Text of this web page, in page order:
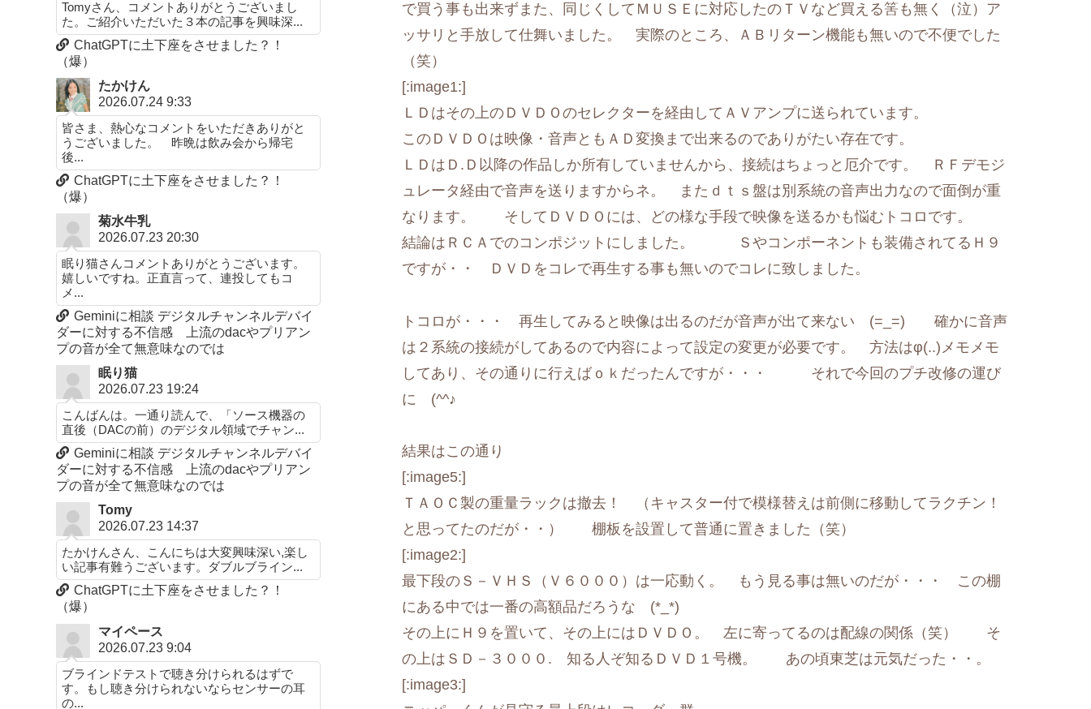
で買う事も出来ずまた、同じくしてＭＵＳＥに対応したのＴＶなど買える筈も無く（泣）ア
ッサリと手放して仕舞いました。 実際のところ、ＡＢリターン機能も無いので不便でした
（笑）
[:image1:]
ＬＤはその上のＤＶＤＯのセレクターを経由してＡＶアンプに送られています。
このＤＶＤＯは映像・音声ともＡＤ変換まで出来るのでありがたい存在です。
ＬＤはＤ.Ｄ以降の作品しか所有していませんから、接続はちょっと厄介です。 ＲＦデモジ
ュレータ経由で音声を送りますからネ。 またｄｔｓ盤は別系統の音声出力なので面倒が重
なります。 そしてＤＶＤＯには、どの様な手段で映像を送るかも悩むトコロです。
結論はＲＣＡでのコンポジットにしました。 Ｓやコンポーネントも装備されてるＨ９
ですが・・ ＤＶＤをコレで再生する事も無いのでコレに致しました。
トコロが・・・ 再生してみると映像は出るのだが音声が出て来ない (=_=) 確かに音声
は２系統の接続がしてあるので内容によって設定の変更が必要です。 方法はφ(..)メモメモ
してあり、その通りに行えばｏｋだったんですが・・・ それで今回のプチ改修の運び
に (^^♪
結果はこの通り
[:image5:]
ＴＡＯＣ製の重量ラックは撤去！ （キャスター付で模様替えは前側に移動してラクチン！
と思ってたのだが・・） 棚板を設置して普通に置きました（笑）
[:image2:]
最下段のＳ－ＶＨＳ（Ｖ６０００）は一応動く。 もう見る事は無いのだが・・・ この棚
にある中では一番の高額品だろうな (*_*)
その上にＨ９を置いて、その上にはＤＶＤＯ。 左に寄ってるのは配線の関係（笑） そ
の上はＳＤ－３０００. 知る人ぞ知るＤＶＤ１号機。 あの頃東芝は元気だった・・。
[:image3:]
Tomyさん、コメントありがとうございまし
た。ご紹介いただいた３本の記事を興味深...
ChatGPTに土下座をさせました？！
（爆）
たかけん
2026.07.24 9:33
皆さま、熱心なコメントをいただきありがと
うございました。 昨晩は飲み会から帰宅
後...
ChatGPTに土下座をさせました？！
（爆）
菊水牛乳
2026.07.23 20:30
眠り猫さんコメントありがとうございます。
嬉しいですね。正直言って、連投してもコ
メ...
Geminiに相談 デジタルチャンネルデバイ
ダーに対する不信感 上流のdacやプリアン
プの音が全て無意味なのでは
眠り猫
2026.07.23 19:24
こんばんは。一通り読んで、「ソース機器の
直後（DACの前）のデジタル領域でチャン...
Geminiに相談 デジタルチャンネルデバイ
ダーに対する不信感 上流のdacやプリアン
プの音が全て無意味なのでは
Tomy
2026.07.23 14:37
たかけんさん、こんにちは大変興味深い,楽し
い記事有難うございます。ダブルブライン...
ChatGPTに土下座をさせました？！
（爆）
マイペース
2026.07.23 9:04
ブラインドテストで聴き分けられるはずで
す。もし聴き分けられないならセンサーの耳
の...